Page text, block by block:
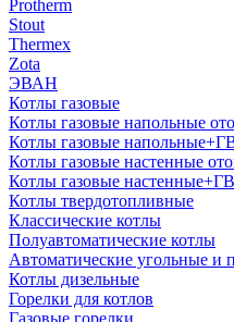
Protherm
Stout
Thermex
Zota
ЭВАН
Котлы газовые
Котлы газовые напольные
Котлы газовые
Котлы газовые настенные
Котлы газовые
Котлы твердотопливные
Классические котлы
Полуавтоматические котлы
Автоматические угольные и
Котлы дизельные
Горелки для котлов
Газовые горелки